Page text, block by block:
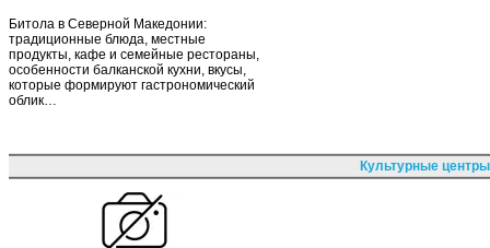
Битола в Северной Македонии:
традиционные блюда, местные
продукты, кафе и семейные рестораны,
особенности балканской кухни, вкусы,
которые формируют гастрономический
облик…
Культурные